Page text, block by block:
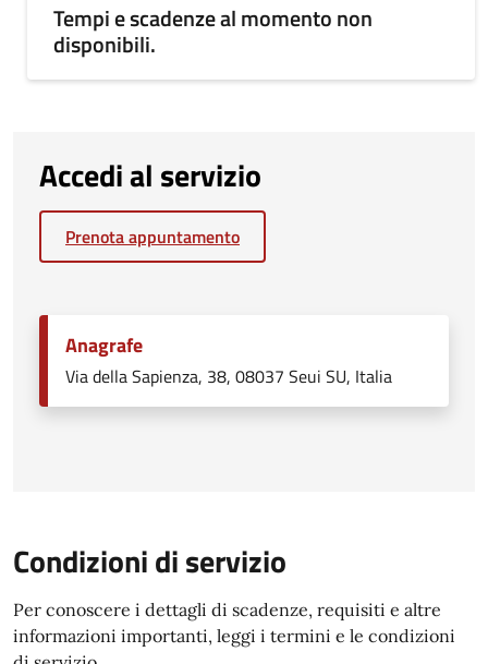
Tempi e scadenze al momento non
disponibili.
Accedi al servizio
Prenota appuntamento
Anagrafe
Via della Sapienza, 38, 08037 Seui SU, Italia
Condizioni di servizio
Per conoscere i dettagli di scadenze, requisiti e altre
informazioni importanti, leggi i termini e le condizioni